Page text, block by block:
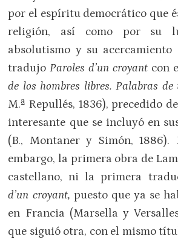
por el espíritu democrático que
religión, así como por su
absolutismo y su
tradujoParoles d’un croyant con
de los hombres libres. Palabras de
M.ª Repullés, 1836), precedido
interesante que se incluyó en
(B., Montaner y Simón,
embargo, la primera obra de
castellano, ni la primera
d’un croyant, puesto que ya se
en Francia (Marsella y
que siguió otra, con el mismo